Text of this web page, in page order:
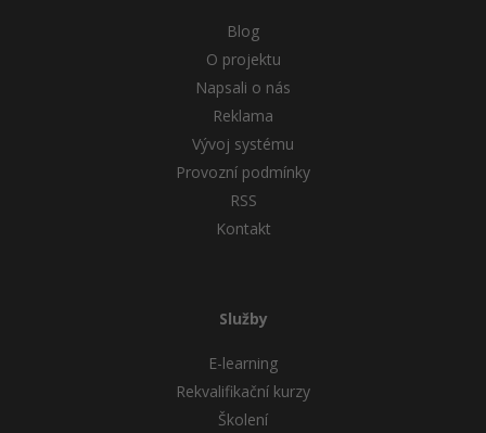
Blog
O projektu
Napsali o nás
Reklama
Vývoj systému
Provozní podmínky
RSS
Kontakt
Služby
E-learning
Rekvalifikační kurzy
Školení